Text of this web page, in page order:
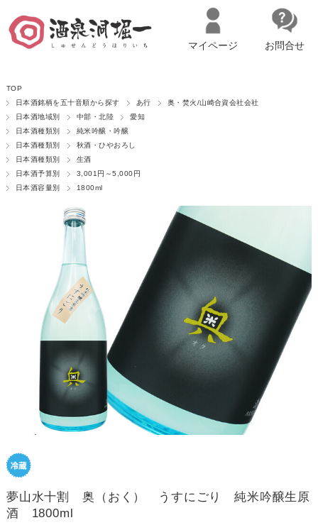
マイページへログイン カートをみる
マイページ お問合せ
TOP
日本酒銘柄を五十音順から探す
あ行
奥・焚火/山崎合資会社会社
日本酒地域別
中部・北陸
愛知
日本酒種類別
純米吟醸・吟醸
日本酒種類別
秋酒・ひやおろし
日本酒種類別
生酒
日本酒予算別
3,001円～5,000円
日本酒容量別
1800ml
夢山水十割 奥（おく） うすにごり 純米吟醸生原
酒 1800ml